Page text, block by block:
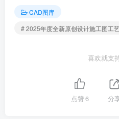
CAD图库
# 2025年度全新原创设计施工图工
喜欢就支
点赞6 分